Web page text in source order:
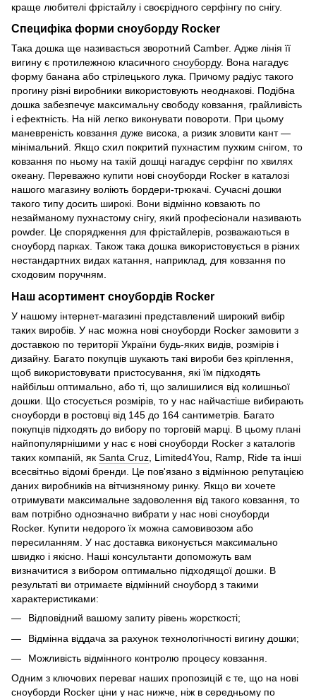
краще любителі фрістайлу і своєрідного серфінгу по снігу.
Специфіка форми сноуборду Rocker
Така дошка ще називається зворотний Camber. Адже лінія її
вигину є протилежною класичного сноуборду. Вона нагадує
форму банана або стрілецького лука. Причому радіус такого
прогину різні виробники використовують неоднакові. Подібна
дошка забезпечує максимальну свободу ковзання, грайливість
і ефектність. На ній легко виконувати повороти. При цьому
маневреність ковзання дуже висока, а ризик зловити кант —
мінімальний. Якщо схил покритий пухнастим пухким снігом, то
ковзання по ньому на такій дошці нагадує серфінг по хвилях
океану. Переважно купити нові сноуборди Rocker в каталозі
нашого магазину воліють бордери-трюкачі. Сучасні дошки
такого типу досить широкі. Вони відмінно ковзають по
незайманому пухнастому снігу, який професіонали називають
powder. Це спорядження для фрістайлерів, розважаються в
сноуборд парках. Також така дошка використовується в різних
нестандартних видах катання, наприклад, для ковзання по
сходовим поручням.
Наш асортимент сноубордів Rocker
У нашому інтернет-магазині представлений широкий вибір
таких виробів. У нас можна нові сноуборди Rocker замовити з
доставкою по території України будь-яких видів, розмірів і
дизайну. Багато покупців шукають такі вироби без кріплення,
щоб використовувати пристосування, які їм підходять
найбільш оптимально, або ті, що залишилися від колишньої
дошки. Що стосується розмірів, то у нас найчастіше вибирають
сноуборди в ростовці від 145 до 164 сантиметрів. Багато
покупців підходять до вибору по торговій марці. В цьому плані
найпопулярнішими у нас є нові сноуборди Rocker з каталогів
таких компаній, як Santa Cruz , Limited4You, Ramp, Ride та інші
всесвітньо відомі бренди. Це пов'язано з відмінною репутацією
даних виробників на вітчизняному ринку. Якщо ви хочете
отримувати максимальне задоволення від такого ковзання, то
вам потрібно однозначно вибрати у нас нові сноуборди
Rocker. Купити недорого їх можна самовивозом або
пересиланням. У нас доставка виконується максимально
швидко і якісно. Наші консультанти допоможуть вам
визначитися з вибором оптимально підходящої дошки. В
результаті ви отримаєте відмінний сноуборд з такими
характеристиками:
Відповідний вашому запиту рівень жорсткості;
Відмінна віддача за рахунок технологічності вигину дошки;
Можливість відмінного контролю процесу ковзання.
Одним з ключових переваг наших пропозицій є те, що на нові
сноуборди Rocker ціни у нас нижче, ніж в середньому по